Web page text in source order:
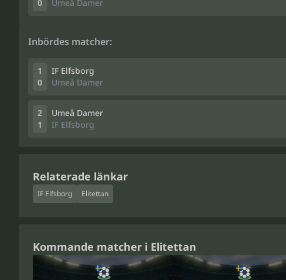
0
Umeå Damer
Inbördes matcher:
1
0
IF Elfsborg
Umeå Damer
2
1
Umeå Damer
IF Elfsborg
Relaterade länkar
IF Elfsborg Elitettan
Kommande matcher i Elitettan